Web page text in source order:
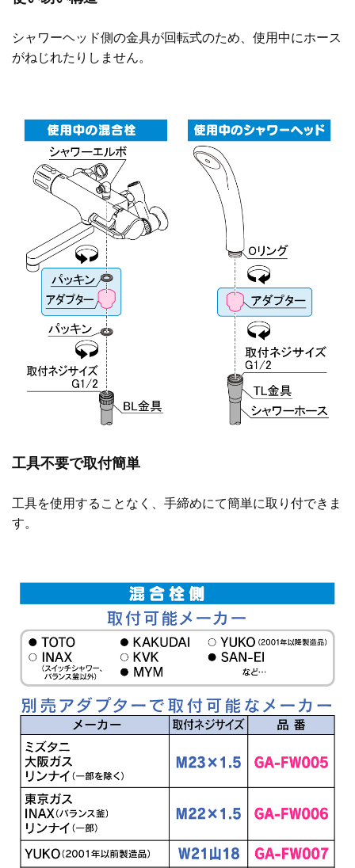
シャワーヘッド側の金具が回転式のため、使用中にホース
がねじれたりしません。
工具不要で取付簡単
工具を使用することなく、手締めにて簡単に取り付できま
す。